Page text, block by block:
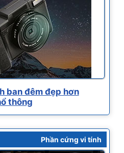
ban đêm đẹp hơn
thông
Phần cứng vi tính